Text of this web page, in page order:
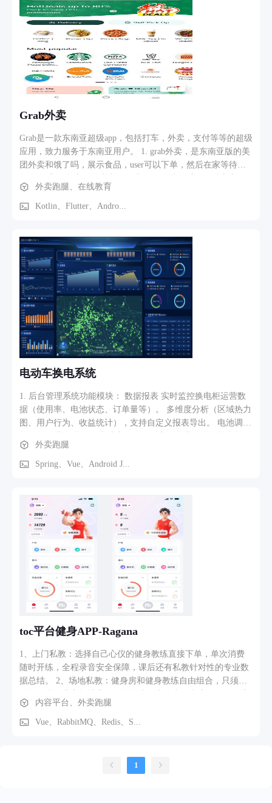
Grab外卖
Grab是一款东南亚超级app，包括打车，外卖，支付等等的超级
应用，致力服务于东南亚用户。 1. grab外卖，是东南亚版的美
团外卖和饿了吗，展示食品，user可以下单，然后在家等待食
责开发了其中很多大型模块，迄今为止还在food首页重要位置
展示。 3. 负责外卖项目接入Flutter。
外卖跑腿、在线教育
Kotlin、Flutter、Andro...
电动车换电系统
1. 后台管理系统功能模块​​： 数据报表​​ 实时监控换电柜运营数
据（使用率、电池状态、订单量等）。 多维度分析（区域热力
图、用户行为、收益统计），支持自定义报表导出。​​ 电池调度
醒。 远程控制换电柜（重启、锁定、固件升级），设备故障自
动报警。 ​​订单与分账管理​​ 管理用户换电订单，支持退款、异
理​​ 用户信息审核、黑名单管理、会员等级配置。 营销工具
（优惠券、充值活动、积分兑换）提升用户粘性。 系统管理​​
多角色权限分配（超级管理员、区域运营、财务人员）。 操作
日志审计，敏感行为二次验证。 ​​2. App & 小程序
成电池更换。 实时查看附近换电柜位置、可用电池数量及电
量。 ​​个人中心​​ 订单历史查询、电池使用记录、电子发票申
请。 钱包功能（余额充值、套餐购买、押金退还）。 消息与
通知​​ 换电成功提醒、异常订单预警、优惠活动推送。
外卖跑腿
Spring、Vue、Android J...
toc平台健身APP-Ragana
1、上门私教：选择自己心仪的健身教练直接下单，单次消费
随时开练，全程录音安全保障，课后还有私教针对性的专业数
据总结。 2、场地私教：健身房和健身教练自由组合，只须支
会员卡束缚。 3、线上私教：线上一对一视频指导，比跟练更
具互动性和灵活性，解决时间和空间障碍，出差旅游都能练。
内容平台、外卖跑腿
Vue、RabbitMQ、Redis、S...
1